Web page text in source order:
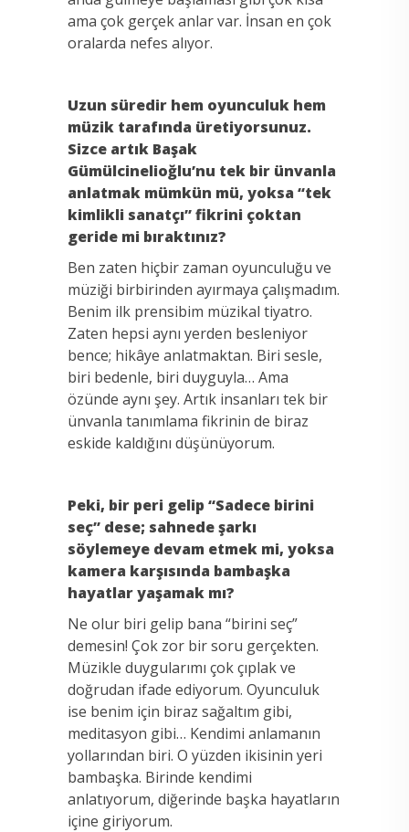
ama çok gerçek anlar var. İnsan en çok
oralarda nefes alıyor.
Uzun süredir hem oyunculuk hem
müzik tarafında üretiyorsunuz.
Sizce artık Başak
Gümülcinelioğlu’nu tek bir ünvanla
anlatmak mümkün mü, yoksa “tek
kimlikli sanatçı” fikrini çoktan
geride mi bıraktınız?
Ben zaten hiçbir zaman oyunculuğu ve
müziği birbirinden ayırmaya çalışmadım.
Benim ilk prensibim müzikal tiyatro.
Zaten hepsi aynı yerden besleniyor
bence; hikâye anlatmaktan. Biri sesle,
biri bedenle, biri duyguyla… Ama
özünde aynı şey. Artık insanları tek bir
ünvanla tanımlama fikrinin de biraz
eskide kaldığını düşünüyorum.
Peki, bir peri gelip “Sadece birini
seç” dese; sahnede şarkı
söylemeye devam etmek mi, yoksa
kamera karşısında bambaşka
hayatlar yaşamak mı?
Ne olur biri gelip bana “birini seç”
demesin! Çok zor bir soru gerçekten.
Müzikle duygularımı çok çıplak ve
doğrudan ifade ediyorum. Oyunculuk
ise benim için biraz sağaltım gibi,
meditasyon gibi… Kendimi anlamanın
yollarından biri. O yüzden ikisinin yeri
bambaşka. Birinde kendimi
anlatıyorum, diğerinde başka hayatların
içine giriyorum.